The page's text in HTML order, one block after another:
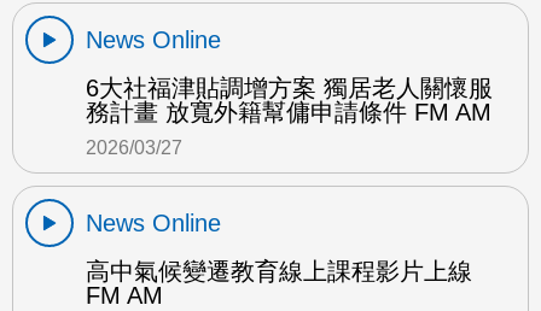
News Online
6大社福津貼調增方案 獨居老人關懷服
務計畫 放寬外籍幫傭申請條件 FM AM
2026/03/27
News Online
高中氣候變遷教育線上課程影片上線
FM AM